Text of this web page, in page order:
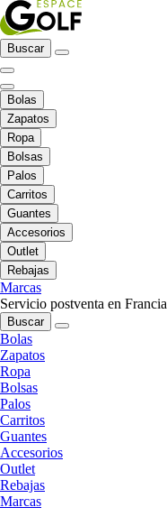
Buscar
Bolas
Zapatos
Ropa
Bolsas
Palos
Carritos
Guantes
Accesorios
Outlet
Rebajas
Marcas
Servicio postventa en Francia
Buscar
Bolas
Zapatos
Ropa
Bolsas
Palos
Carritos
Guantes
Accesorios
Outlet
Rebajas
Marcas